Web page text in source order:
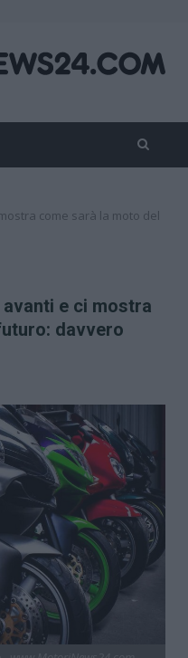
come sarà la moto del
e ci mostra
davvero